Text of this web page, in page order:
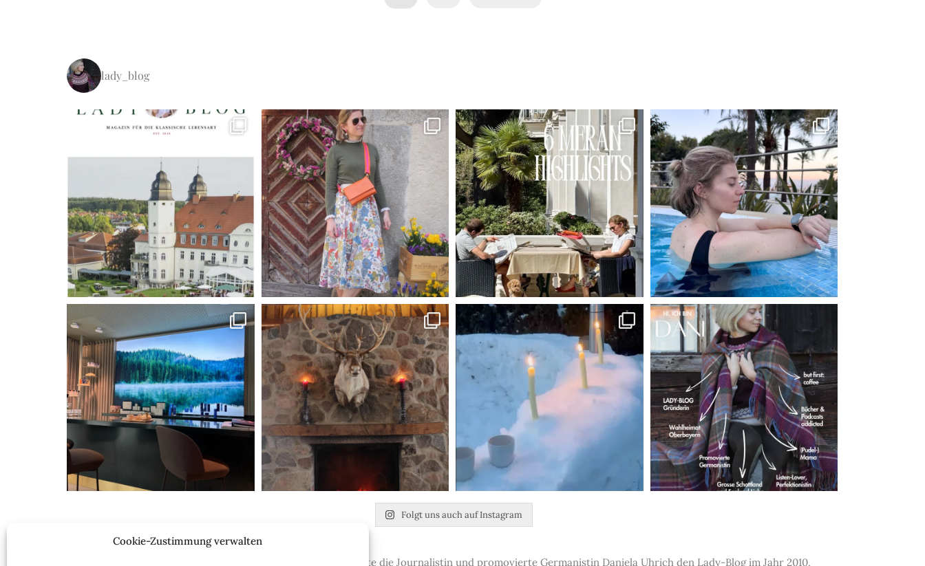
Cookie-Zustimmung verwalten
lady_blog
Folgt uns auch auf Instagram
Nach dem Praktikum bei einem Berliner Start-up gründete die Journalistin und promovierte Germanistin Daniela Uhrich den Lady-Blog im Jahr 2010.